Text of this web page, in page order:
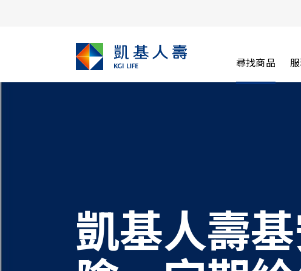
尋找商品
凱基人壽